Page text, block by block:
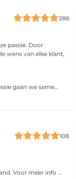
286
passie. Door
wens van elke klant,
Proefsessie Bruidskapsel Tijdens deze proefsessie gaan we samen aan de slag om jouw perfecte trouwkapsel te vinden. Dit is géén kapsel voor een feest, maar een creatieve en praktische test om te ontdekken wat bij jou past. We bekijken: Welke stijlen jou het mooist staan Wat wel en niet werkt met jouw haar Mogelijke aanpassingen voor de trouwdag Het gebruik van haaraccessoires of haarjuwelen En natuurlijk alle vragen of wensen die je hebt Belangrijk: was je haar de dag vóór de afspraak en zorg dat het volledig droog is. Ga niet slapen met nat haar dit voorkomt pluis en vervormde krullen of slagen, zodat we een realistisch beeld krijgen van hoe je haar natuurlijk valt. We kijken ernaar uit om samen jouw droomlook te ontdekken!
108
Inclusief een proefsessie 6-8 weken op voorhand. Voor meer info kan je ons een mailtje sturen naar info@berryblue.be